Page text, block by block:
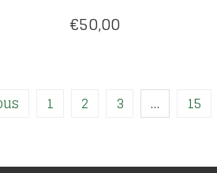
€50,00
1 2 3 … 15